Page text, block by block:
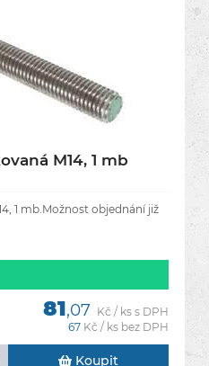
M14, 1 mb
1 mb.Možnost objednání již
81,07 Kč / ks s DPH
67 Kč / ks bez DPH
Koupit